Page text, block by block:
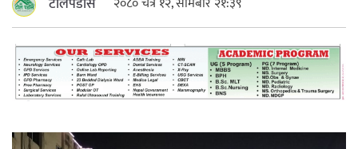
महत्त्वपूर्ण हुन्छ : मेयर मण्डल
रौतहटमा चट्याङ लाग्दा एककोे मृत्यु